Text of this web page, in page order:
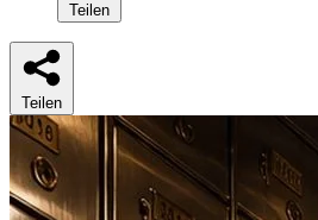
Teilen
Teilen